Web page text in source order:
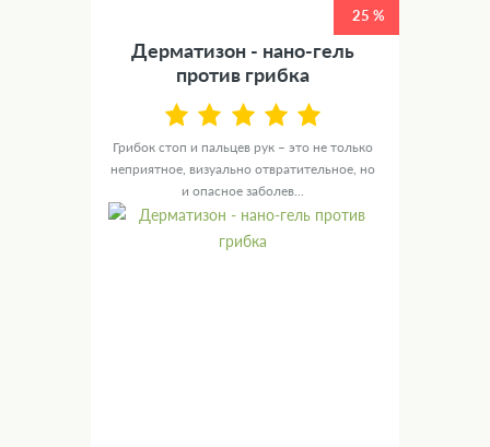
25 %
Дерматизон - нано-гель
против грибка
Грибок стоп и пальцев рук – это не только
неприятное, визуально отвратительное, но
и опасное заболев...